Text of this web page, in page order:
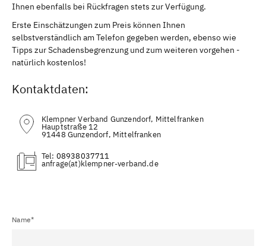
Ihnen ebenfalls bei Rückfragen stets zur Verfügung.
Erste Einschätzungen zum Preis können Ihnen
selbstverständlich am Telefon gegeben werden, ebenso wie
Tipps zur Schadensbegrenzung und zum weiteren vorgehen -
natürlich kostenlos!
Kontaktdaten:
Klempner Verband Gunzendorf, Mittelfranken
Hauptstraße 12
91448 Gunzendorf, Mittelfranken
Tel: 08938037711
(at)
Name*